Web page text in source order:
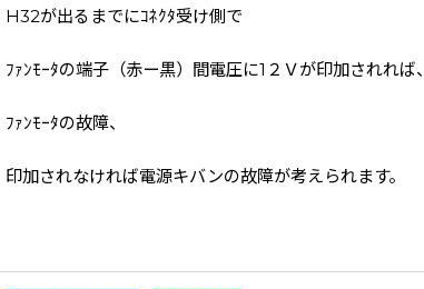
H32が出るまでにｺﾈｸﾀ受け側で
ﾌｧﾝﾓｰﾀの端子（赤ー黒）間電圧に1２Ｖが印加されれば、
ﾌｧﾝﾓｰﾀの故障、
印加されなければ電源キバンの故障が考えられます。